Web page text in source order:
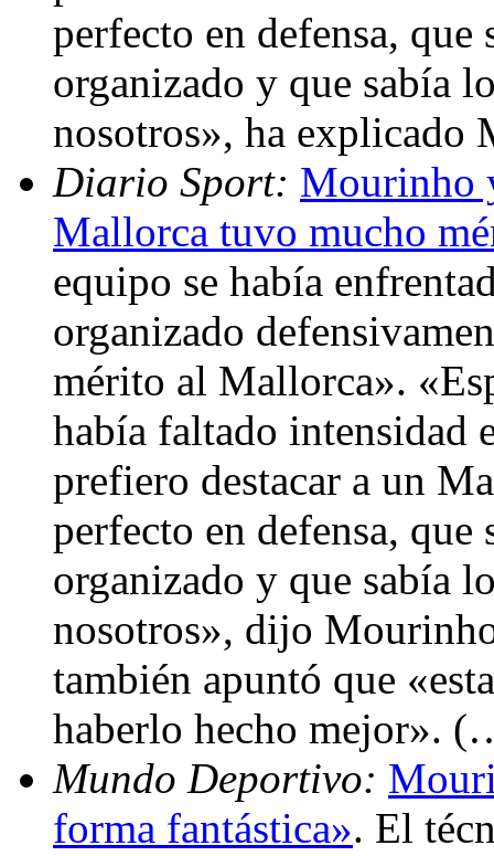
perfecto en defensa,
organizado y que sabía
nosotros», ha
Diario Sport: Mourinho
Mallorca tuvo mucho
equipo se había
organizado
mérito al Mallorca».
había faltado intensidad
prefiero destacar a un
perfecto en defensa,
organizado y que sabía
nosotros», dijo
también apuntó que
haberlo hecho mejor».
Mundo Deportivo:
forma fantástica». El